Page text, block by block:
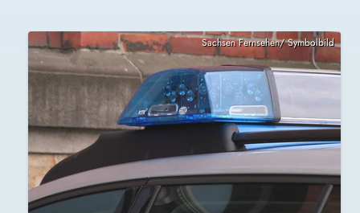
Sachsen Fernsehen/ Symbolbild